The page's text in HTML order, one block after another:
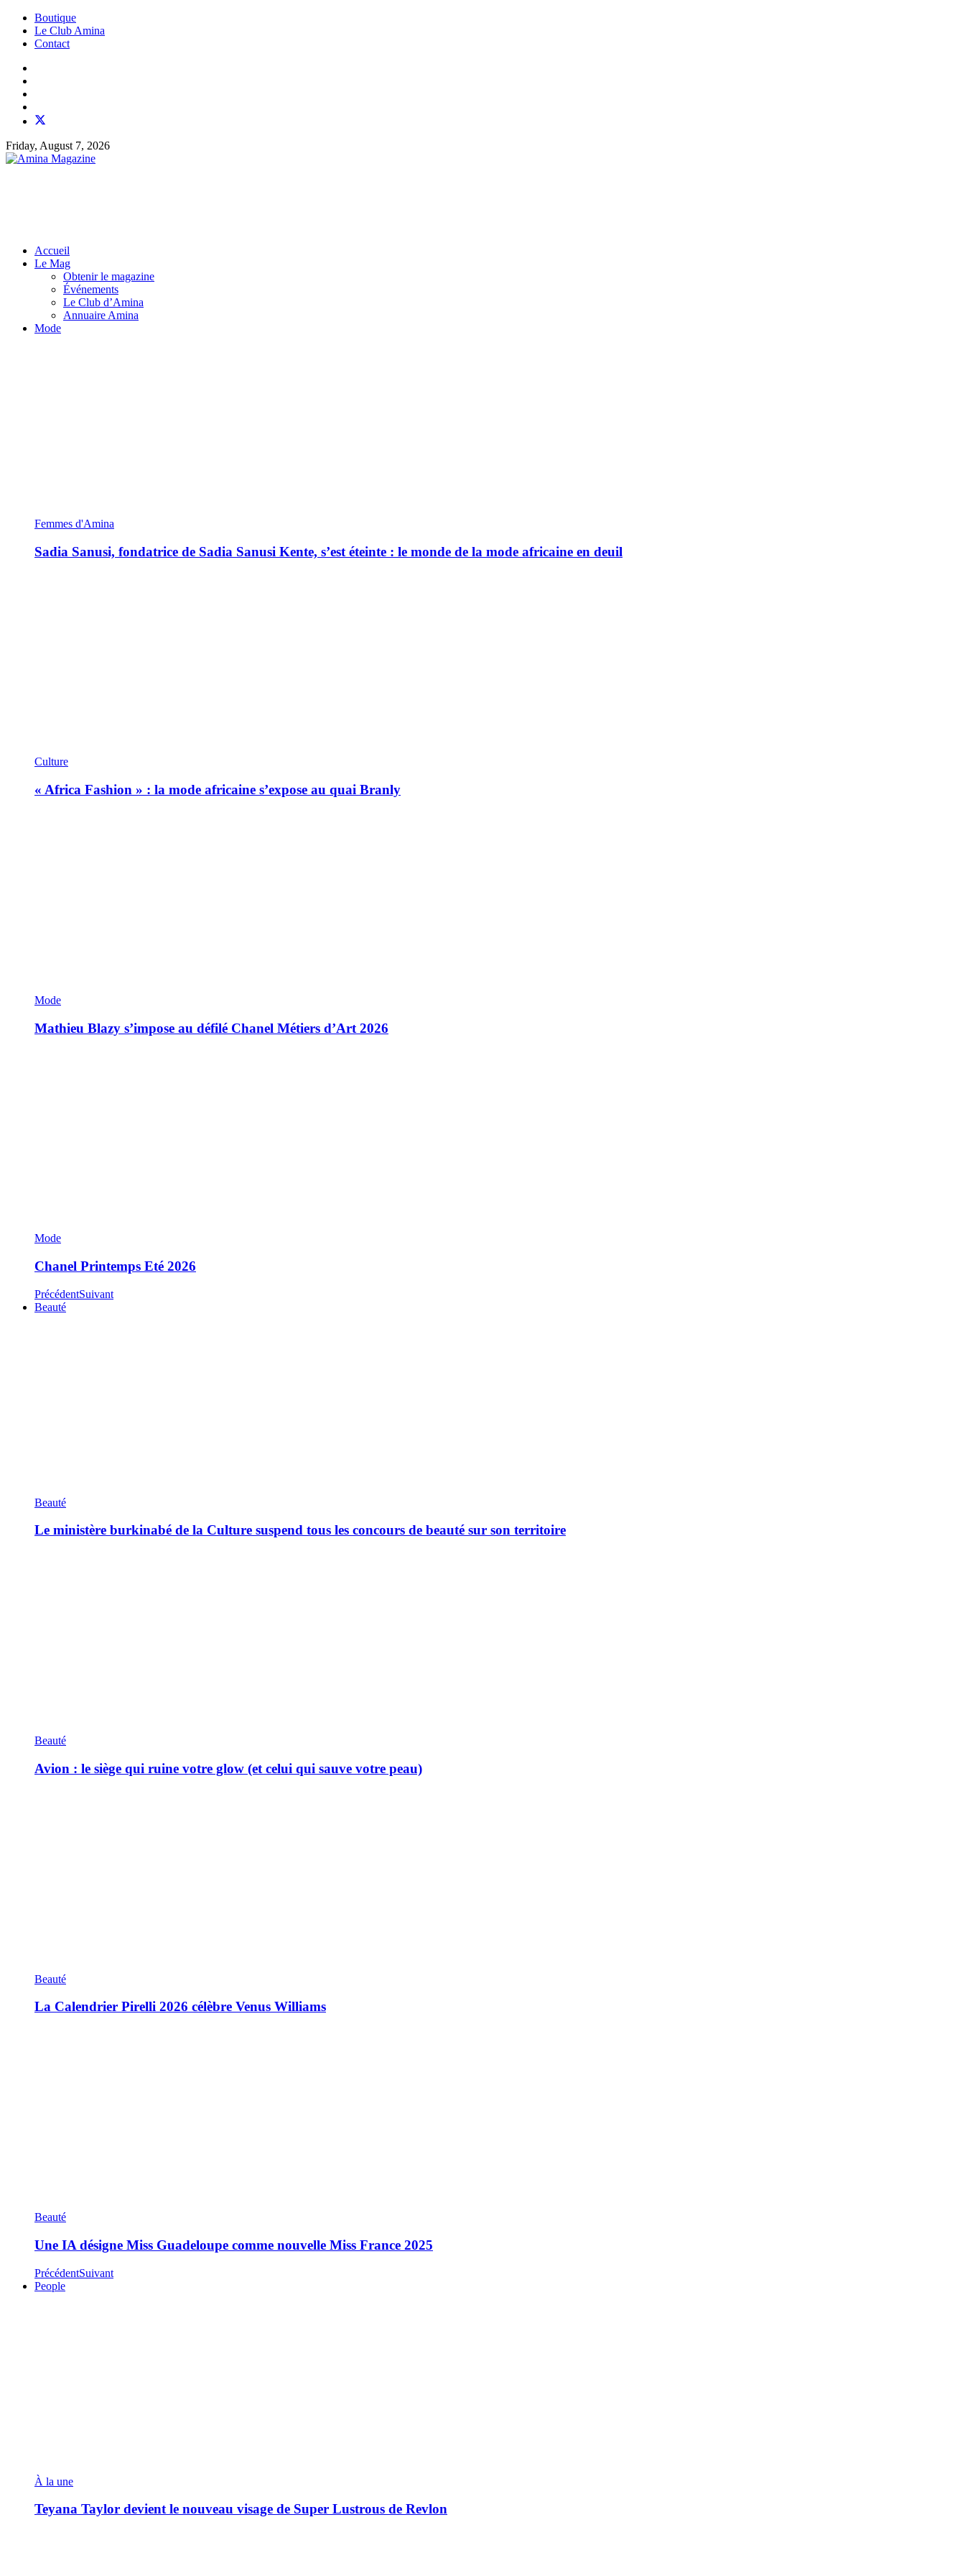
Boutique
Le Club Amina
Contact
Friday, August 7, 2026
Accueil
Le Mag
Obtenir le magazine
Événements
Le Club d’Amina
Annuaire Amina
Mode
Femmes d'Amina
Sadia Sanusi, fondatrice de Sadia Sanusi Kente, s’est éteinte : le monde de la mode africaine en deuil
Culture
« Africa Fashion » : la mode africaine s’expose au quai Branly
Mode
Mathieu Blazy s’impose au défilé Chanel Métiers d’Art 2026
Mode
Chanel Printemps Eté 2026
PrécédentSuivant
Beauté
Beauté
Le ministère burkinabé de la Culture suspend tous les concours de beauté sur son territoire
Beauté
Avion : le siège qui ruine votre glow (et celui qui sauve votre peau)
Beauté
La Calendrier Pirelli 2026 célèbre Venus Williams
Beauté
Une IA désigne Miss Guadeloupe comme nouvelle Miss France 2025
PrécédentSuivant
People
À la une
Teyana Taylor devient le nouveau visage de Super Lustrous de Revlon